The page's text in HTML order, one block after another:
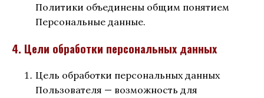
Политики объединены общим понятием
Персональные данные.
4. Цели обработки персональных данных
Цель обработки персональных данных
Пользователя — возможность для